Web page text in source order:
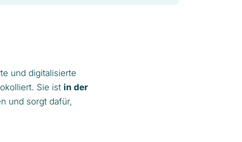
und digitalisierte
Sie ist in der
und sorgt dafür,